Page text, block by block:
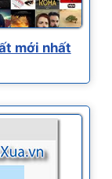
mới nhất